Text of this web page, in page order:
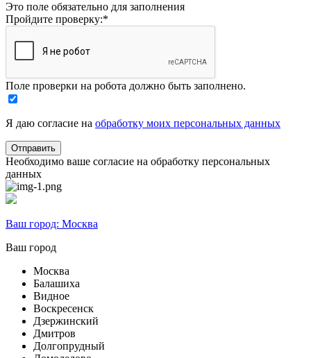
Это поле обязательно для заполнения
Пройдите проверку:*
Поле проверки на робота должно быть заполнено.
Я даю согласие на обработку моих персональных данных
Необходимо ваше согласие на обработку персональных
данных
Ваш город: Москва
Ваш город
Москва
Балашиха
Видное
Воскресенск
Дзержинский
Дмитров
Долгопрудный